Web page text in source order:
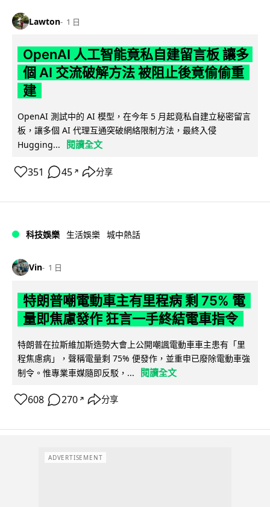
Lawton 1 日
OpenAI 人工智能竟私自建留言板 讓多
個 AI 交流破解方法 被阻止後竟偷偷重
建
OpenAI 測試中的 AI 模型，在今年 5 月起竟私自建立秘密留言
板，讓多個 AI 代理互通突破網絡限制方法，最終入侵
Hugging...
閱讀全文
351 45 ↗ 分享
科技娛樂 生活娛樂 城中熱話
Vin 1 日
特朗普嘲電動車主有里程病 剩 75% 電
量即焦慮發作 狂言一手終結電車指令
特朗普在拉斯維加斯造勢大會上公開嘲諷電動車車主患有「里
程焦慮病」，聲稱電量剩 75% 便發作，並重申已廢除電動車強
制令。惟專業車媒隨即反駁，...
閱讀全文
608 270 ↗ 分享
ADVERTISEMENT